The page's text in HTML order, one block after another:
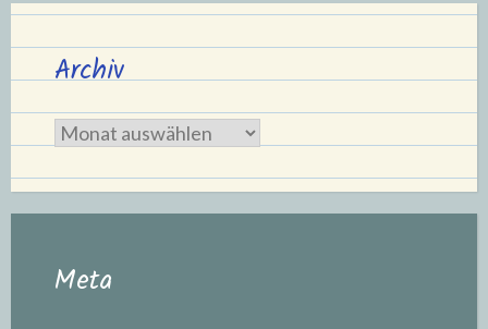
Archiv
Archiv
Meta